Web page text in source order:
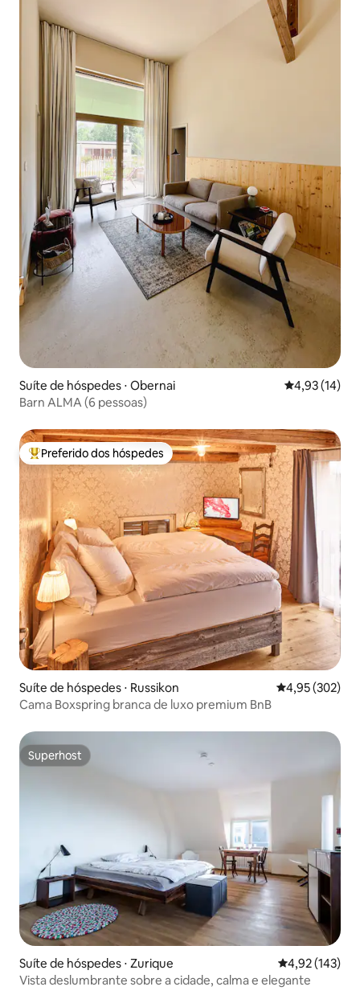
Suíte de hóspedes ⋅ Obernai 4,93 de uma
4,93 (14)
Barn ALMA (6 pessoas)
Entre os melhores preferidos dos hóspedes
Preferido dos hóspedes
Suíte de hóspedes ⋅ Russikon 4,95 de uma
4,95 (302)
Cama Boxspring branca de luxo premium BnB
Superhost
Superhost
Suíte de hóspedes ⋅ Zurique 4,92 de uma
4,92 (143)
Vista deslumbrante sobre a cidade, calma e elegante